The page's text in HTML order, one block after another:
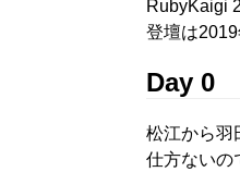
RubyKaigi
登壇は2019
Day 0
松江から羽
仕方ないの